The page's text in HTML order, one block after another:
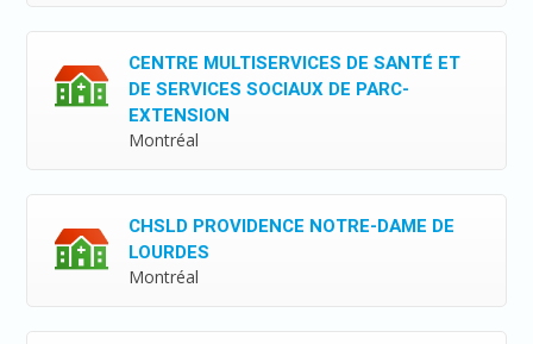
CENTRE MULTISERVICES DE SANTÉ ET
DE SERVICES SOCIAUX DE PARC-
EXTENSION
Montréal
CHSLD PROVIDENCE NOTRE-DAME DE
LOURDES
Montréal